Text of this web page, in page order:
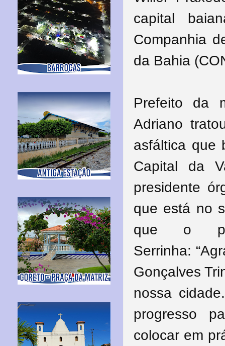
capital
Companhia
da Bahia
Prefeito da
Adriano
asfáltica que
Capital da
presidente
que está no
que o
Serrinha:
Gonçalves
nossa
progresso
colocar em